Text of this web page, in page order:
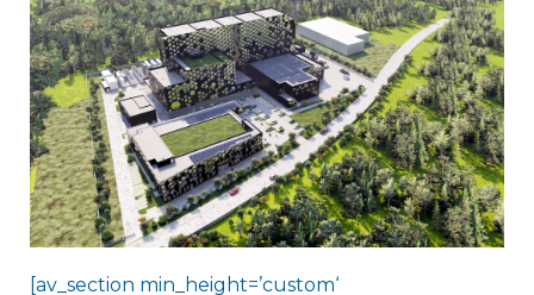
[av_section min_height=’custom‘